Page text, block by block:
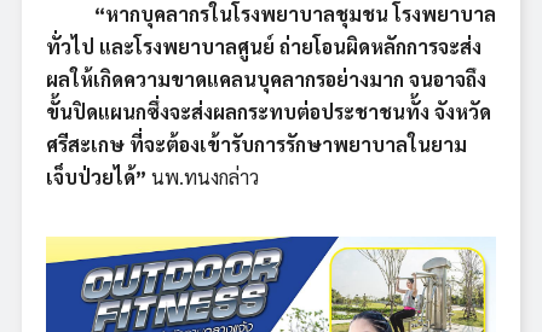
“หากบุคลากรในโรงพยาบาลชุมชน โรงพยาบาล
ทั่วไป และโรงพยาบาลศูนย์ ถ่ายโอนผิดหลักการจะส่ง
ผลให้เกิดความขาดแคลนบุคลากรอย่างมาก จนอาจถึง
ขั้นปิดแผนกซึ่งจะส่งผลกระทบต่อประชาชนทั้ง จังหวัด
ศรีสะเกษ ที่จะต้องเข้ารับการรักษาพยาบาลในยาม
เจ็บป่วยได้” นพ.ทนงกล่าว